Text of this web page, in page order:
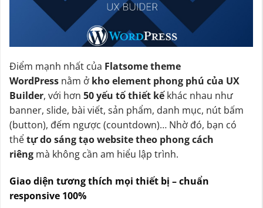
Điểm mạnh nhất của Flatsome theme
WordPress nằm ở kho element phong phú của UX
Builder, với hơn 50 yếu tố thiết kếkhác nhau như
banner, slide, bài viết, sản phẩm, danh mục, nút bấm
(button), đếm ngược (countdown)… Nhờ đó, bạn có
thểtự do sáng tạo website theo phong cách
riêng mà không cần am hiểu lập trình.
Giao diện tương thích mọi thiết bị – chuẩn
responsive 100%